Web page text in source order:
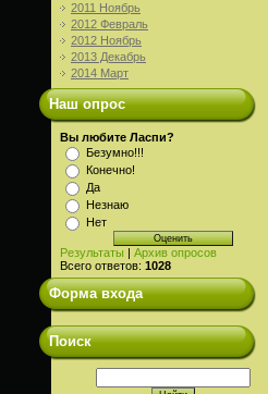
2011 Ноябрь
2012 Февраль
2012 Ноябрь
2013 Декабрь
2014 Март
Наш опрос
Вы любите Ласпи?
Безумно!!!
Конечно!
Да
Незнаю
Нет
Результаты
Архив опросов
Всего ответов: 1028
Форма входа
Поиск